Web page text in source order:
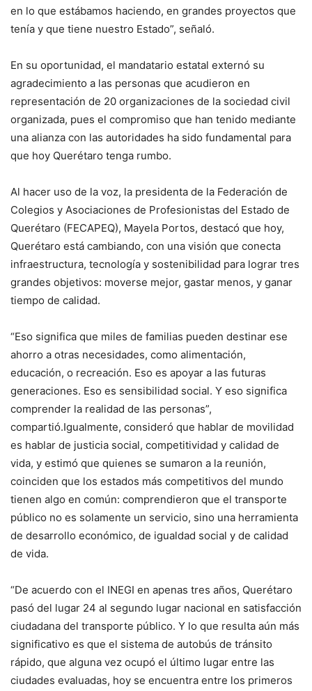
en lo que estábamos haciendo, en grandes proyectos que
tenía y que tiene nuestro Estado”, señaló.
En su oportunidad, el mandatario estatal externó su
agradecimiento a las personas que acudieron en
representación de 20 organizaciones de la sociedad civil
organizada, pues el compromiso que han tenido mediante
una alianza con las autoridades ha sido fundamental para
que hoy Querétaro tenga rumbo.
Al hacer uso de la voz, la presidenta de la Federación de
Colegios y Asociaciones de Profesionistas del Estado de
Querétaro (FECAPEQ), Mayela Portos, destacó que hoy,
Querétaro está cambiando, con una visión que conecta
infraestructura, tecnología y sostenibilidad para lograr tres
grandes objetivos: moverse mejor, gastar menos, y ganar
tiempo de calidad.
“Eso significa que miles de familias pueden destinar ese
ahorro a otras necesidades, como alimentación,
educación, o recreación. Eso es apoyar a las futuras
generaciones. Eso es sensibilidad social. Y eso significa
comprender la realidad de las personas”,
compartió.Igualmente, consideró que hablar de movilidad
es hablar de justicia social, competitividad y calidad de
vida, y estimó que quienes se sumaron a la reunión,
coinciden que los estados más competitivos del mundo
tienen algo en común: comprendieron que el transporte
público no es solamente un servicio, sino una herramienta
de desarrollo económico, de igualdad social y de calidad
de vida.
“De acuerdo con el INEGI en apenas tres años, Querétaro
pasó del lugar 24 al segundo lugar nacional en satisfacción
ciudadana del transporte público. Y lo que resulta aún más
significativo es que el sistema de autobús de tránsito
rápido, que alguna vez ocupó el último lugar entre las
ciudades evaluadas, hoy se encuentra entre los primeros